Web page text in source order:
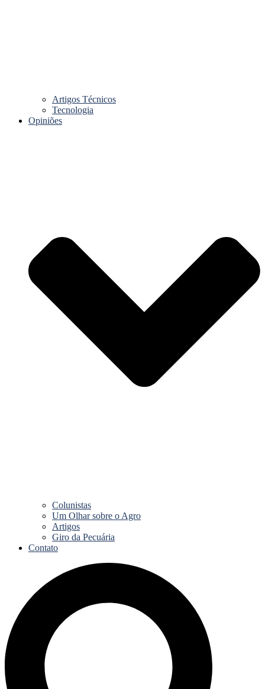
Artigos Técnicos
Tecnologia
Opiniões
Colunistas
Um Olhar sobre o Agro
Artigos
Giro da Pecuária
Contato